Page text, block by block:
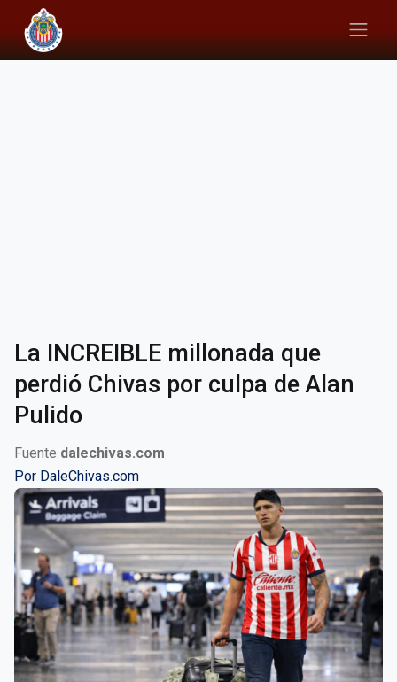
La INCREIBLE millonada que
perdió Chivas por culpa de Alan
Pulido
Fuente dalechivas.com
Por DaleChivas.com